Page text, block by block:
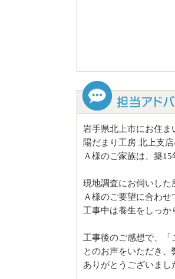
岩手県北上市にお住ま
陽だまり工房 北上支
Ａ様のご家族は、築
現地調査にお伺いした
Ａ様のご要望に合わ
工事中は養生をしっ
工事後のご感想で、
とのお声をいただき、
ありがとうございまし